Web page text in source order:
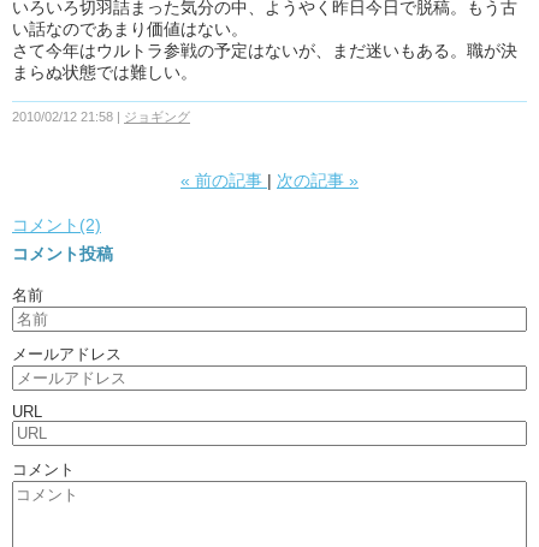
いろいろ切羽詰まった気分の中、ようやく昨日今日で脱稿。もう古
い話なのであまり価値はない。
さて今年はウルトラ参戦の予定はないが、まだ迷いもある。職が決
まらぬ状態では難しい。
2010/02/12 21:58 ジョギング
« 前の記事 次の記事 »
コメント(2)
コメント投稿
名前
メールアドレス
URL
コメント